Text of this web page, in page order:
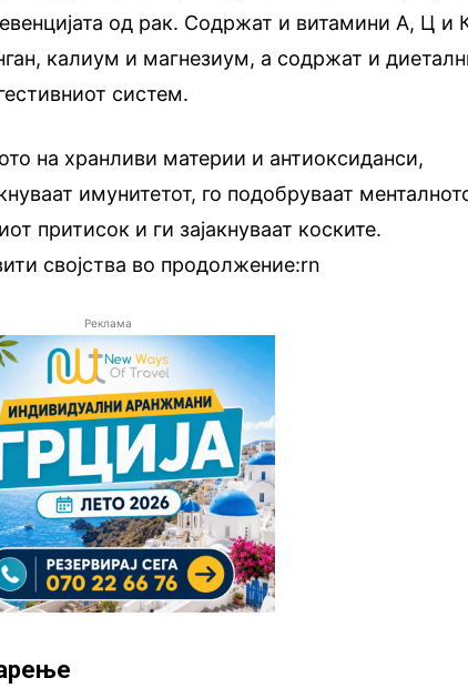
од рак. Содржат и витамини А, Ц и
калиум и магнезиум, а содржат и
систем.
на хранливи материи и антиоксиданси,
имунитетот, го подобруваат
притисок и ги зајакнуваат коските.
својства во продолжение:rn
Реклама